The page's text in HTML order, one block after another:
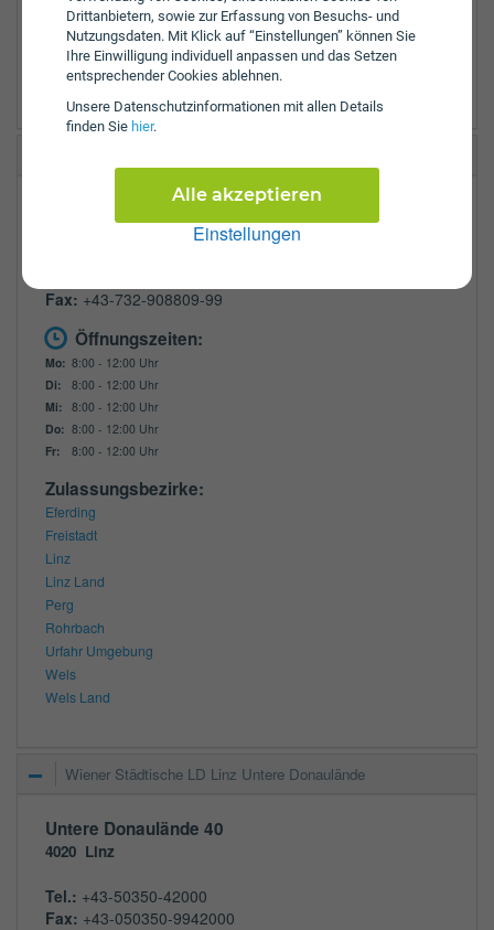
Drittanbietern, sowie zur Erfassung von Besuchs- und
Nutzungsdaten. Mit Klick auf “Einstellungen” können Sie
Ihre Einwilligung individuell anpassen und das Setzen
entsprechender Cookies ablehnen.
Unsere Daten­schutz­informationen mit allen Details
finden Sie hier.
Einstellungen
Alle akzeptieren
Urfahr Umgebung
Vöcklabruck
Wels
Wels Land
Fax: +43-732-908809-99
Öffnungszeiten:
Mo: 8:00 - 12:00 Uhr
Di:
8:00 - 12:00 Uhr
Mi: 8:00 - 12:00 Uhr
Do: 8:00 - 12:00 Uhr
Fr:
8:00 - 12:00 Uhr
Zulassungsbezirke:
Eferding
Freistadt
Linz
Linz Land
Perg
Rohrbach
Urfahr Umgebung
Wels
Wels Land
Wiener Städtische LD Linz Untere Donaulände
Untere Donaulände 40
4020 Linz
Tel.: +43-50350-42000
Fax: +43-050350-9942000